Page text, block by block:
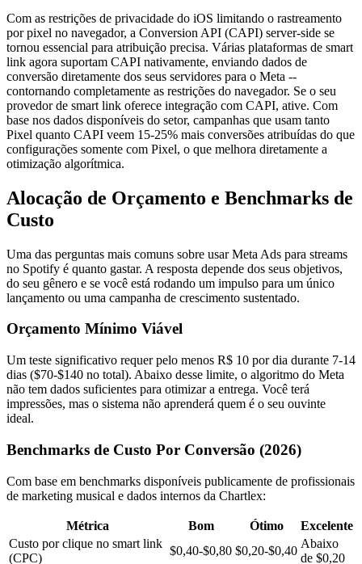
Com as restrições de privacidade do iOS limitando o rastreamento
por pixel no navegador, a Conversion API (CAPI) server-side se
tornou essencial para atribuição precisa. Várias plataformas de smart
link agora suportam CAPI nativamente, enviando dados de
conversão diretamente dos seus servidores para o Meta --
contornando completamente as restrições do navegador. Se o seu
provedor de smart link oferece integração com CAPI, ative. Com
base nos dados disponíveis do setor, campanhas que usam tanto
Pixel quanto CAPI veem 15-25% mais conversões atribuídas do que
configurações somente com Pixel, o que melhora diretamente a
otimização algorítmica.
Alocação de Orçamento e Benchmarks de
Custo
Uma das perguntas mais comuns sobre usar Meta Ads para streams
no Spotify é quanto gastar. A resposta depende dos seus objetivos,
do seu gênero e se você está rodando um impulso para um único
lançamento ou uma campanha de crescimento sustentado.
Orçamento Mínimo Viável
Um teste significativo requer pelo menos R$ 10 por dia durante 7-14
dias ($70-$140 no total). Abaixo desse limite, o algoritmo do Meta
não tem dados suficientes para otimizar a entrega. Você terá
impressões, mas o sistema não aprenderá quem é o seu ouvinte
ideal.
Benchmarks de Custo Por Conversão (2026)
Com base em benchmarks disponíveis publicamente de profissionais
de marketing musical e dados internos da Chartlex:
Métrica Bom Ótimo
Excelente
Custo por clique no smart link
(CPC)
$0,40-$0,80 $0,20-$0,40
Abaixo
de $0,20